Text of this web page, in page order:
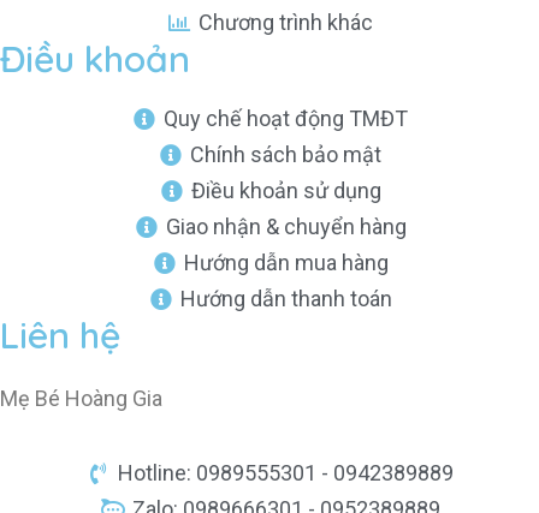
Chương trình khác
Điều khoản
Quy chế hoạt động TMĐT
Chính sách bảo mật
Điều khoản sử dụng
Giao nhận & chuyển hàng
Hướng dẫn mua hàng
Hướng dẫn thanh toán
Liên hệ
Mẹ Bé Hoàng Gia
Hotline: 0989555301 - 0942389889